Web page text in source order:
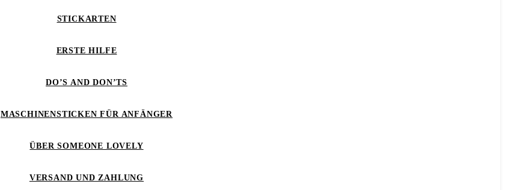
STICKARTEN
ERSTE HILFE
DO’S AND DON’TS
MASCHINENSTICKEN FÜR ANFÄNGER
ÜBER SOMEONE LOVELY
VERSAND UND ZAHLUNG